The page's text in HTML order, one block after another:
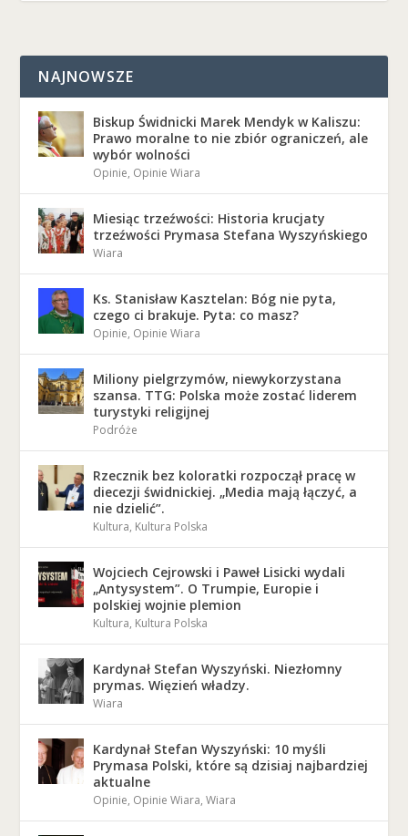
NAJNOWSZE
Biskup Świdnicki Marek Mendyk w Kaliszu:
Prawo moralne to nie zbiór ograniczeń, ale
wybór wolności
Opinie, Opinie Wiara
Miesiąc trzeźwości: Historia krucjaty
trzeźwości Prymasa Stefana Wyszyńskiego
Wiara
Ks. Stanisław Kasztelan: Bóg nie pyta,
czego ci brakuje. Pyta: co masz?
Opinie, Opinie Wiara
Miliony pielgrzymów, niewykorzystana
szansa. TTG: Polska może zostać liderem
turystyki religijnej
Podróże
Rzecznik bez koloratki rozpoczął pracę w
diecezji świdnickiej. „Media mają łączyć, a
nie dzielić”.
Kultura, Kultura Polska
Wojciech Cejrowski i Paweł Lisicki wydali
„Antysystem”. O Trumpie, Europie i
polskiej wojnie plemion
Kultura, Kultura Polska
Kardynał Stefan Wyszyński. Niezłomny
prymas. Więzień władzy.
Wiara
Kardynał Stefan Wyszyński: 10 myśli
Prymasa Polski, które są dzisiaj najbardziej
aktualne
Opinie, Opinie Wiara,Wiara